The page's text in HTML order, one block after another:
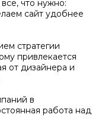
что нужно:
сайт удобнее
стратегии
привлекается
от дизайнера и
в
работа над